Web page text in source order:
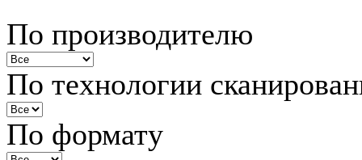
По производителю
По технологии
По формату